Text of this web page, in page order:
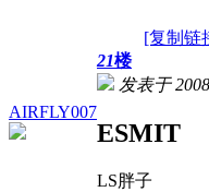
[复制链
AIRFLY007
21楼
发表于
ESMIT
LS胖子